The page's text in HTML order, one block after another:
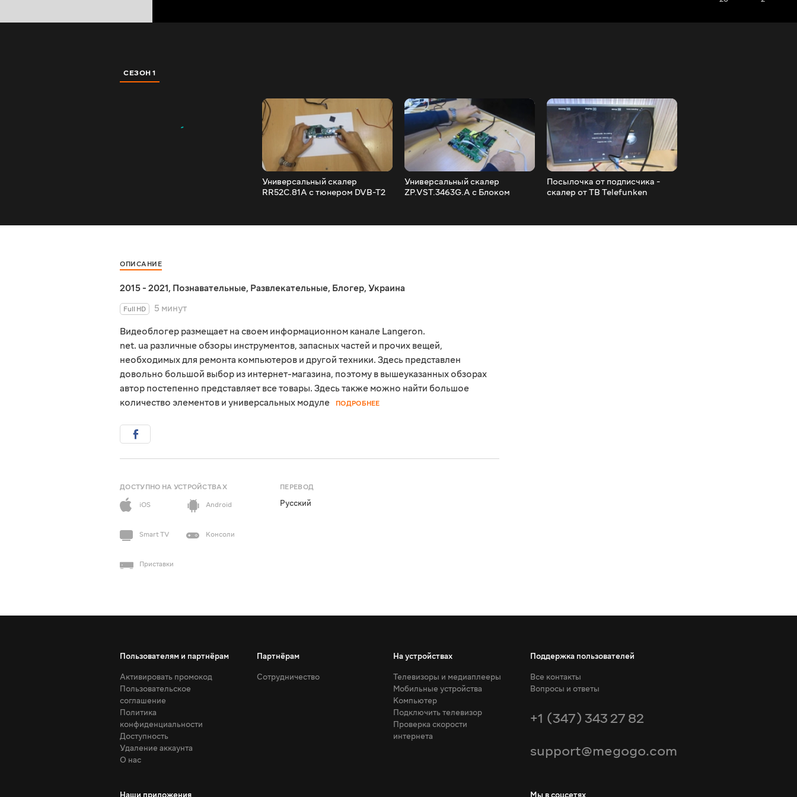
СЕЗОН 1
Универсальный скалер
RR52C.81A с тюнером DVB-T2
Универсальный скалер
ZP.VST.3463G.A с Блоком
Посылочка от подписчика -
скалер от ТВ Telefunken
ОПИСАНИЕ
2015 - 2021, Познавательные, Развлекательные, Блогер, Украина
Full HD
5 минут
Видеоблогер размещает на своем информационном канале Langeron.
net. ua различные обзоры инструментов, запасных частей и прочих вещей,
необходимых для ремонта компьютеров и другой техники. Здесь представлен
довольно большой выбор из интернет-магазина, поэтому в вышеуказанных обзорах
автор постепенно представляет все товары. Здесь также можно найти большое
количество элементов и универсальных модуле
ПОДРОБНЕЕ
ДОСТУПНО НА УСТРОЙСТВАХ
iOS
Android
Smart TV Консоли
Приставки
ПЕРЕВОД
Русский
Пользователям и партнёрам
Активировать промокод
Пользовательское
соглашение
Политика
конфиденциальности
Доступность
Удаление аккаунта
О нас
Партнёрам
Сотрудничество
На устройствах
Телевизоры и медиаплееры
Мобильные устройства
Компьютер
Подключить телевизор
Проверка скорости
интернета
Поддержка пользователей
Все контакты
Вопросы и ответы
+1 (347) 343 27 82
support@megogo.com